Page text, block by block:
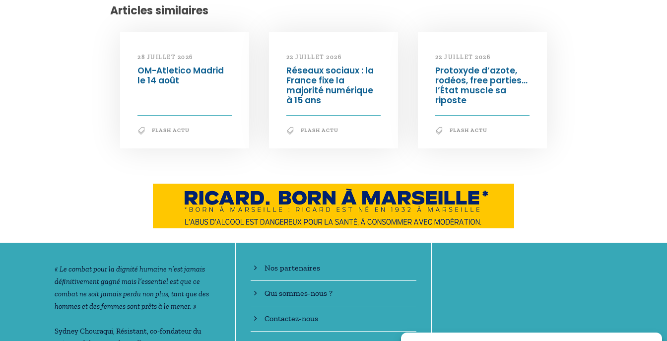
Articles similaires
28 JUILLET 2026
OM-Atletico Madrid
le 14 août
FLASH ACTU
22 JUILLET 2026
Réseaux sociaux : la
France fixe la
majorité numérique
à 15 ans
FLASH ACTU
22 JUILLET 2026
Protoxyde d’azote,
rodéos, free parties…
l’État muscle sa
riposte
FLASH ACTU
Notre philosophie
« Le combat pour la dignité humaine n’est jamais
déﬁnitivement gagné mais l’essentiel est que ce
combat ne soit jamais perdu non plus, tant que des
hommes et des femmes sont prêts à le mener. »
Sydney Chouraqui, Résistant, co-fondateur du
En savoir +
Nos partenaires
Qui sommes-nous ?
Contactez-nous